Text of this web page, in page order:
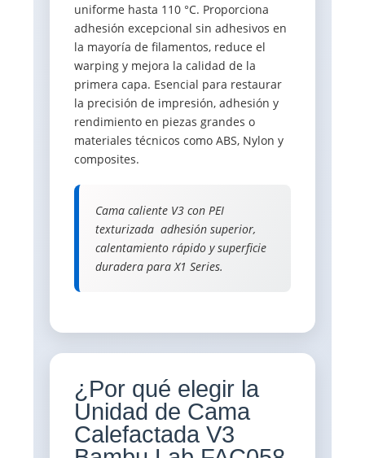
uniforme hasta 110 °C. Proporciona
adhesión excepcional sin adhesivos en
la mayoría de filamentos, reduce el
warping y mejora la calidad de la
primera capa. Esencial para restaurar
la precisión de impresión, adhesión y
rendimiento en piezas grandes o
materiales técnicos como ABS, Nylon y
composites.
Cama caliente V3 con PEI
texturizada  adhesión superior,
calentamiento rápido y superficie
duradera para X1 Series.
¿Por qué elegir la
Unidad de Cama
Calefactada V3